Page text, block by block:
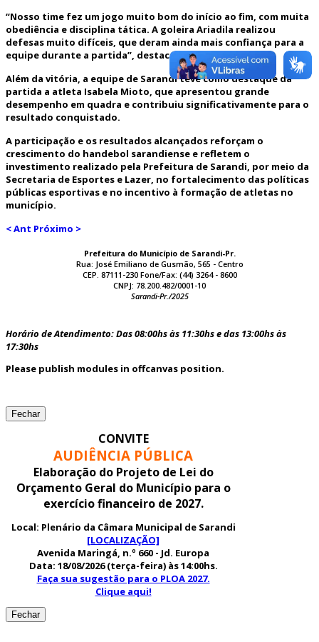
“Nosso time fez um jogo muito bom do início ao fim, com muita
obediência e disciplina tática. A goleira Ariadila realizou
defesas muito difíceis, que deram ainda mais confiança para a
equipe durante a partida”, destacou.
Além da vitória, a equipe de Sarandi teve como destaque da
partida a atleta Isabela Mioto, que apresentou grande
desempenho em quadra e contribuiu significativamente para o
resultado conquistado.
A participação e os resultados alcançados reforçam o
crescimento do handebol sarandiense e refletem o
investimento realizado pela Prefeitura de Sarandi, por meio da
Secretaria de Esportes e Lazer, no fortalecimento das políticas
públicas esportivas e no incentivo à formação de atletas no
município.
< Ant Próximo >
Prefeitura do Município de Sarandi-Pr.
Rua: José Emiliano de Gusmão, 565 - Centro
CEP. 87111-230 Fone/Fax: (44) 3264 - 8600
CNPJ: 78.200.482/0001-10
Sarandi-Pr./2025
Horário de Atendimento: Das 08:00hs às 11:30hs e das 13:00hs às
17:30hs
Please publish modules in offcanvas position.
Fechar
CONVITE
AUDIÊNCIA PÚBLICA
Elaboração do Projeto de Lei do
Orçamento Geral do Município para o
exercício financeiro de 2027.
Local: Plenário da Câmara Municipal de Sarandi
[LOCALIZAÇÃO]
Avenida Maringá, n.º 660 - Jd. Europa
Data: 18/08/2026 (terça-feira) às 14:00hs.
Faça sua sugestão para o PLOA 2027.
Clique aqui!
Fechar